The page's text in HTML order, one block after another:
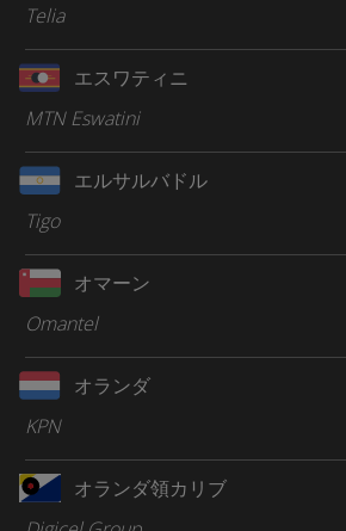
Telia
エスワティニ
MTN Eswatini
エルサルバドル
Tigo
オマーン
Omantel
オランダ
KPN
オランダ領カリブ